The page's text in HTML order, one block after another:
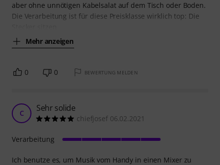
aber ohne unnötigen Kabelsalat auf dem Tisch oder Boden.
Die Verarbeitung ist für diese Preisklasse wirklich top: Die
Mehr anzeigen
0 0 BEWERTUNG MELDEN
C Sehr solide
chiefjosef 06.02.2021
Ich benutze es, um Musik vom Handy in einen Mixer zu
Verarbeitung